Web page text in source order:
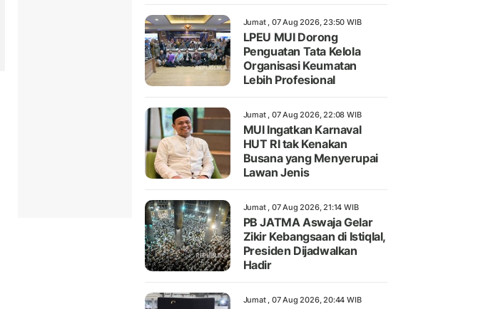
Jumat , 07 Aug 2026, 23:50 WIB
LPEU MUI Dorong
Penguatan Tata Kelola
Organisasi Keumatan
Lebih Profesional
Jumat , 07 Aug 2026, 22:08 WIB
MUI Ingatkan Karnaval
HUT RI tak Kenakan
Busana yang Menyerupai
Lawan Jenis
Jumat , 07 Aug 2026, 21:14 WIB
PB JATMA Aswaja Gelar
Zikir Kebangsaan di Istiqlal,
Presiden Dijadwalkan
Hadir
Jumat , 07 Aug 2026, 20:44 WIB